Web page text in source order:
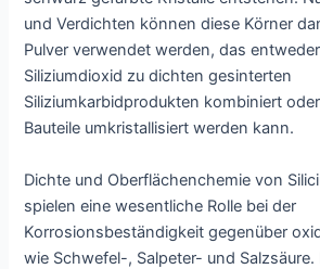
und Verdichten können diese Körner
Pulver verwendet werden, das
Siliziumdioxid zu dichten gesinterten
Siliziumkarbidprodukten kombiniert
Bauteile umkristallisiert werden kann.
Dichte und Oberflächenchemie von
spielen eine wesentliche Rolle bei der
Korrosionsbeständigkeit gegenüber
wie Schwefel-, Salpeter- und Salzsäure.